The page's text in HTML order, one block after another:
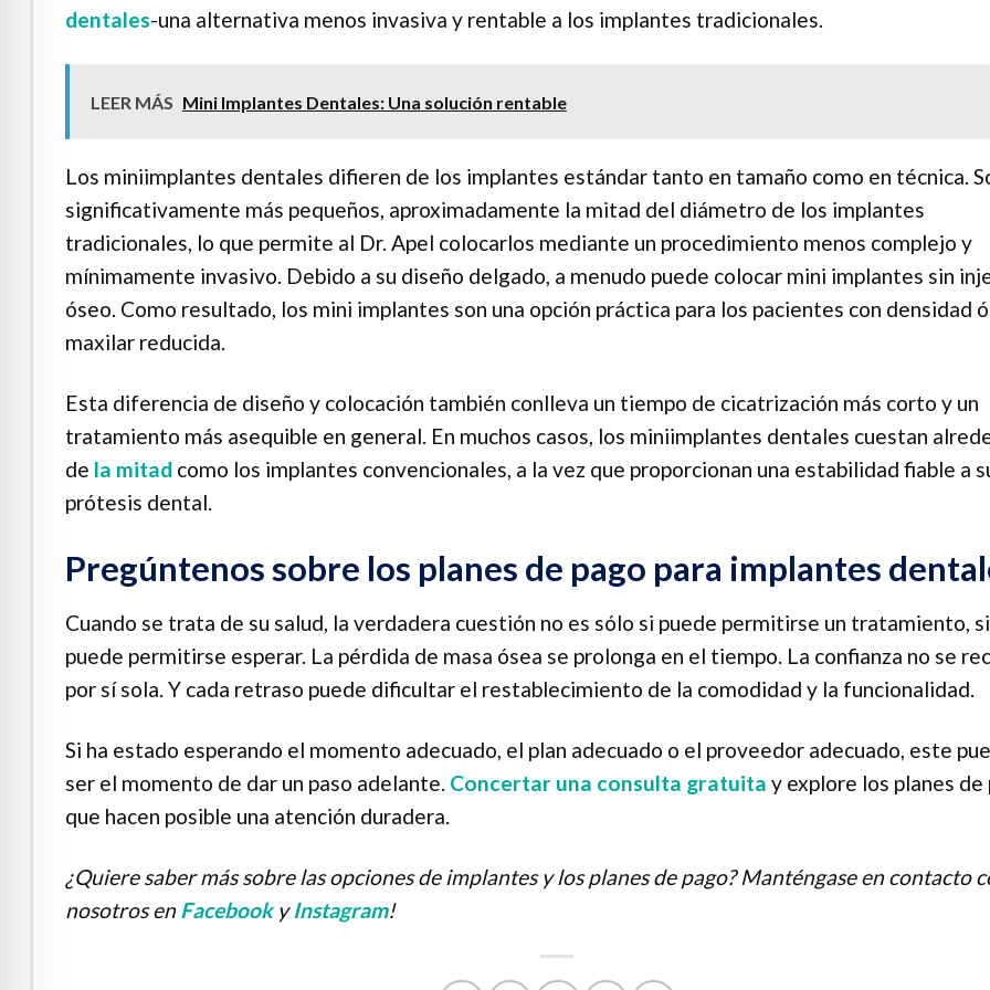
dentales-una alternativa menos invasiva y rentable a los implantes tradicionales.
LEER MÁS Mini Implantes Dentales: Una solución rentable
Los miniimplantes dentales difieren de los implantes estándar tanto en tamaño como en técnica.
significativamente más pequeños, aproximadamente la mitad del diámetro de los implantes
tradicionales, lo que permite al Dr. Apel colocarlos mediante un procedimiento menos complejo y
mínimamente invasivo. Debido a su diseño delgado, a menudo puede colocar mini implantes sin
óseo. Como resultado, los mini implantes son una opción práctica para los pacientes con densidad
maxilar reducida.
Esta diferencia de diseño y colocación también conlleva un tiempo de cicatrización más corto y un
tratamiento más asequible en general. En muchos casos, los miniimplantes dentales cuestan
de la mitad como los implantes convencionales, a la vez que proporcionan una estabilidad fiable a
prótesis dental.
Pregúntenos sobre los planes de pago para implantes
Cuando se trata de su salud, la verdadera cuestión no es sólo si puede permitirse un tratamiento,
puede permitirse esperar. La pérdida de masa ósea se prolonga en el tiempo. La confianza no se
por sí sola. Y cada retraso puede dificultar el restablecimiento de la comodidad y la funcionalidad.
Si ha estado esperando el momento adecuado, el plan adecuado o el proveedor adecuado, este
ser el momento de dar un paso adelante. Concertar una consulta gratuita y explore los planes de
que hacen posible una atención duradera.
¿Quiere saber más sobre las opciones de implantes y los planes de pago? Manténgase en contacto
nosotros enFacebookyInstagram!